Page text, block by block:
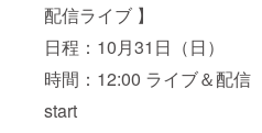
配信ライブ 】
日程：10月31日（日）
時間：12:00 ライブ＆配信
start